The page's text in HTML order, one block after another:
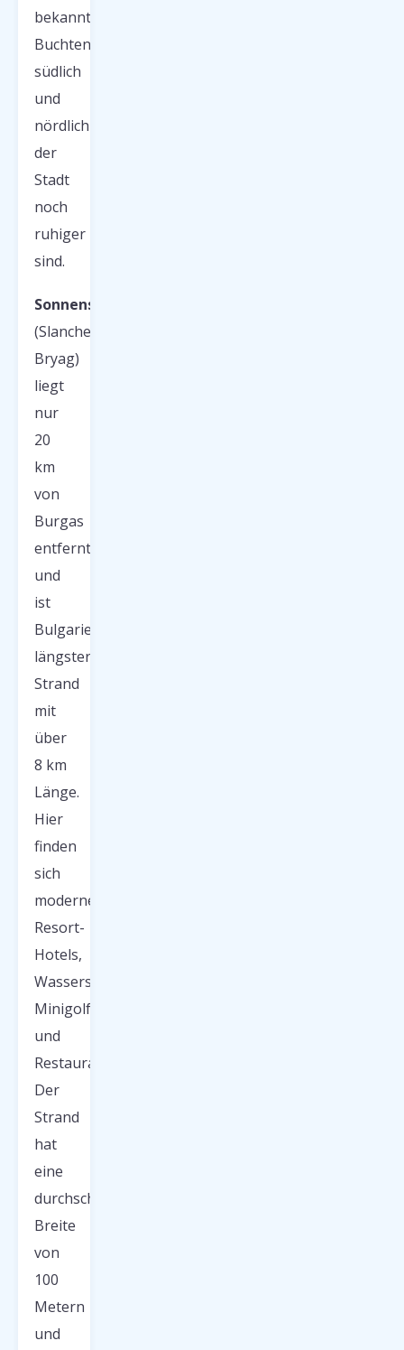
bekannte
Buchten
südlich
und
nördlich
der
Stadt
noch
ruhiger
sind.
Sonnenstrand
(Slanchev
Bryag)
liegt
nur
20
km
von
Burgas
entfernt
und
ist
Bulgariens
längster
Strand
mit
über
8 km
Länge.
Hier
finden
sich
moderne
Resort-
Hotels,
Wassersportanlagen,
Minigolf
und
Restaurants.
Der
Strand
hat
eine
durchschnittliche
Breite
von
100
Metern
und